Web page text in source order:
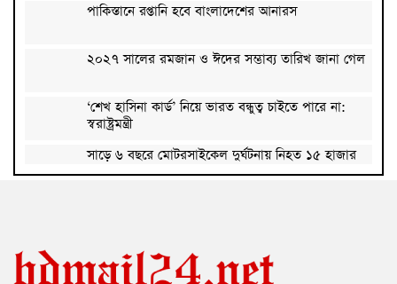
পাকিস্তানে রপ্তানি হবে বাংলাদেশের আনারস
২০২৭ সালের রমজান ও ঈদের সম্ভাব্য তারিখ জানা গেল
‘শেখ হাসিনা কার্ড’ নিয়ে ভারত বন্ধুত্ব চাইতে পারে না:
স্বরাষ্ট্রমন্ত্রী
সাড়ে ৬ বছরে মোটরসাইকেল দুর্ঘটনায় নিহত ১৫ হাজার
৭১২ জন
জিডিপির ৫ শতাংশ চিকিৎসা খাতে ব্যয় করা হবে: মির্জা
ফখরুল